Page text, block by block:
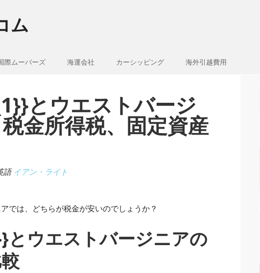
ム
際ムーバーズ 海運会社 カーシッピング 海外引越費用
とウエストバージ
金所得税、固定資産
語イアン・ライト
では、どちらが税金が安いのでしょうか？
ウエストバージニアの